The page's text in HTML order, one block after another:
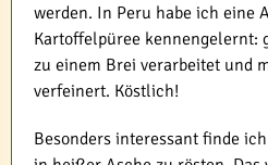
werden. In Peru habe ich eine
Kartoffelpüree kennengelernt:
zu einem Brei verarbeitet und
verfeinert. Köstlich!
Besonders interessant finde